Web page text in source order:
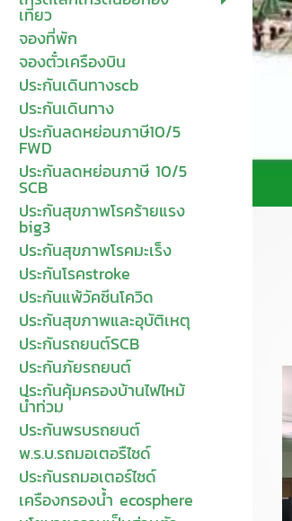
เที่ยว
จองที่พัก
จองตั๋วเครืองบิน
ประกันเดินทางscb
ประกันเดินทาง
ประกันลดหย่อนภาษี10/5
FWD
ประกันลดหย่อนภาษี 10/5
SCB
ประกันสุขภาพโรคร้ายแรง
big3
ประกันสุขภาพโรคมะเร็ง
ประกันโรคstroke
ประกันแพ้วัคซีนโควิด
ประกันสุขภาพและอุบัติเหตุ
ประกันรถยนต์SCB
ประกันภัยรถยนต์
ประกันคุ้มครองบ้านไฟไหม้
น้ำท่วม
ประกันพรบรถยนต์
พ.ร.บ.รถมอเตอรืไซด์
ประกันรถมอเตอร์ไซด์
เครืองกรองน้ำ ecosphere